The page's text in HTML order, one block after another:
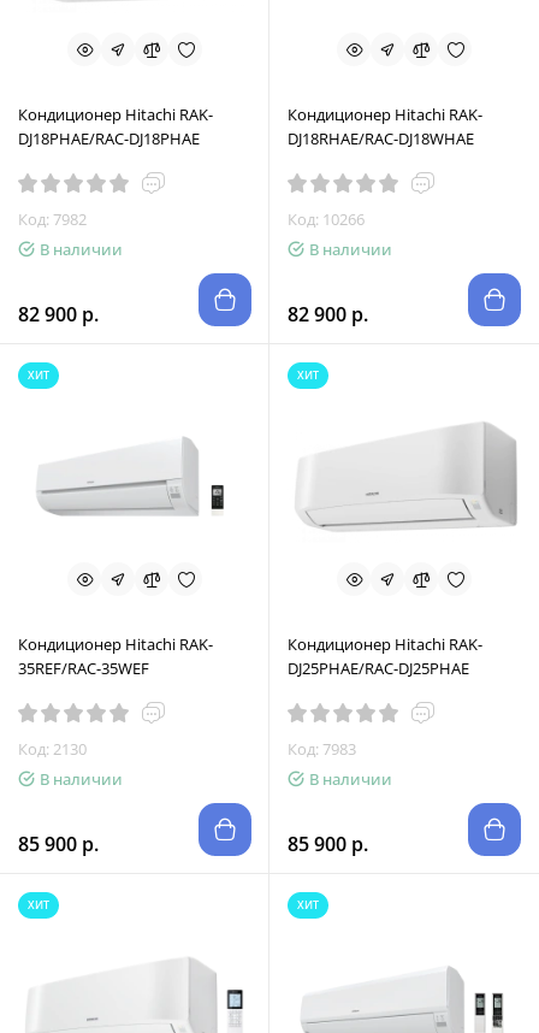
Кондиционер Hitachi RAK-
DJ18PHAE/RAC-DJ18PHAE
Код: 7982
В наличии
82 900 р.
Кондиционер Hitachi RAK-
DJ18RHAE/RAC-DJ18WHAE
Код: 10266
В наличии
82 900 р.
ХИТ
Кондиционер Hitachi RAK-
35REF/RAC-35WEF
Код: 2130
В наличии
85 900 р.
ХИТ
Кондиционер Hitachi RAK-
DJ25PHAE/RAC-DJ25PHAE
Код: 7983
В наличии
85 900 р.
ХИТ ХИТ